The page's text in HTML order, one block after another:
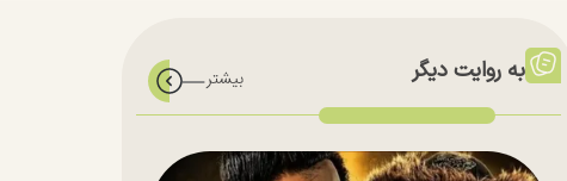
به روایت دیگر